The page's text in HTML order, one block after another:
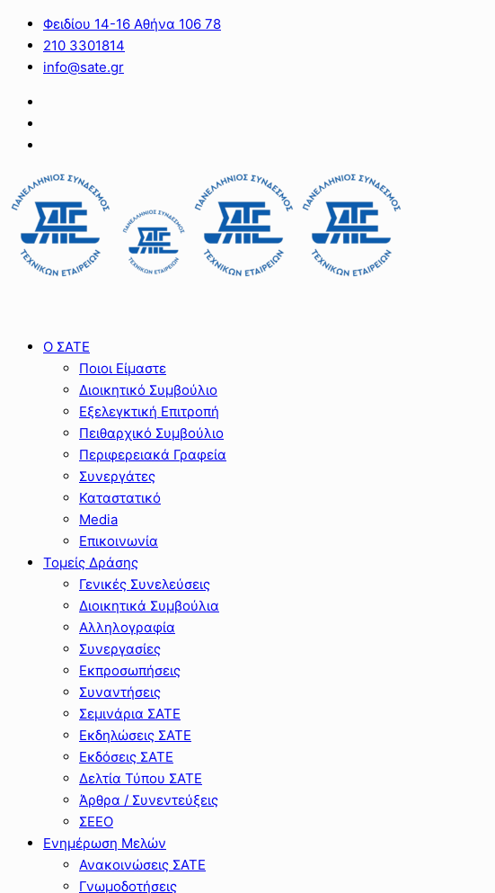
Φειδίου 14-16 Αθήνα 106 78
210 3301814
info@sate.gr
Ο ΣΑΤΕ
Ποιοι Είμαστε
Διοικητικό Συμβούλιο
Εξελεγκτική Επιτροπή
Πειθαρχικό Συμβούλιο
Περιφερειακά Γραφεία
Συνεργάτες
Καταστατικό
Media
Επικοινωνία
Τομείς Δράσης
Γενικές Συνελεύσεις
Διοικητικά Συμβούλια
Αλληλογραφία
Συνεργασίες
Εκπροσωπήσεις
Συναντήσεις
Σεμινάρια ΣΑΤΕ
Εκδηλώσεις ΣΑΤΕ
Εκδόσεις ΣΑΤΕ
Δελτία Τύπου ΣΑΤΕ
Άρθρα / Συνεντεύξεις
ΣΕΕΟ
Ενημέρωση Μελών
Ανακοινώσεις ΣΑΤΕ
Γνωμοδοτήσεις